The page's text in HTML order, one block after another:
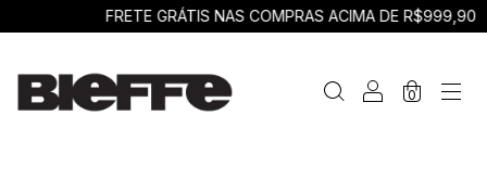
FRETE GRÁTIS NAS COMPRAS ACIMA DE R$999,90
0